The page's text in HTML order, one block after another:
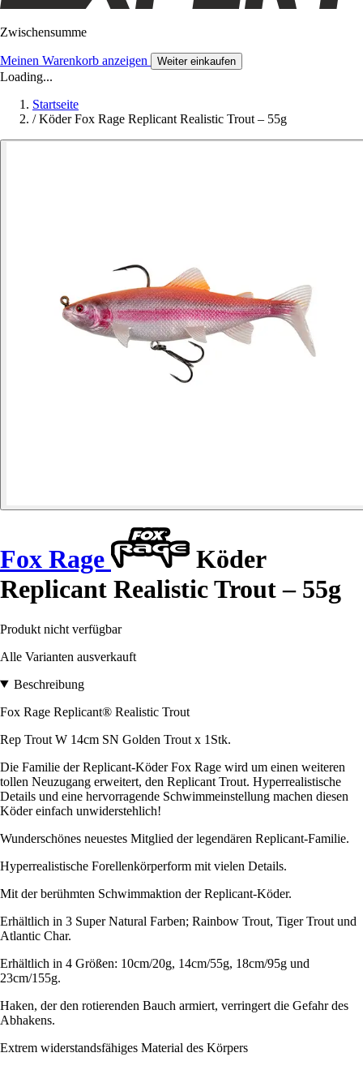
Zwischensumme
Meinen Warenkorb anzeigen Weiter einkaufen
Loading...
Startseite
/ Köder Fox Rage Replicant Realistic Trout – 55g
Fox Rage
Köder
Replicant Realistic Trout – 55g
Produkt nicht verfügbar
Alle Varianten ausverkauft
Beschreibung
Fox Rage Replicant® Realistic Trout
Rep Trout W 14cm SN Golden Trout x 1Stk.
Die Familie der Replicant-Köder Fox Rage wird um einen weiteren
tollen Neuzugang erweitert, den Replicant Trout. Hyperrealistische
Details und eine hervorragende Schwimmeinstellung machen diesen
Köder einfach unwiderstehlich!
Wunderschönes neuestes Mitglied der legendären Replicant-Familie.
Hyperrealistische Forellenkörperform mit vielen Details.
Mit der berühmten Schwimmaktion der Replicant-Köder.
Erhältlich in 3 Super Natural Farben; Rainbow Trout, Tiger Trout und
Atlantic Char.
Erhältlich in 4 Größen: 10cm/20g, 14cm/55g, 18cm/95g und
23cm/155g.
Haken, der den rotierenden Bauch armiert, verringert die Gefahr des
Abhakens.
Extrem widerstandsfähiges Material des Körpers